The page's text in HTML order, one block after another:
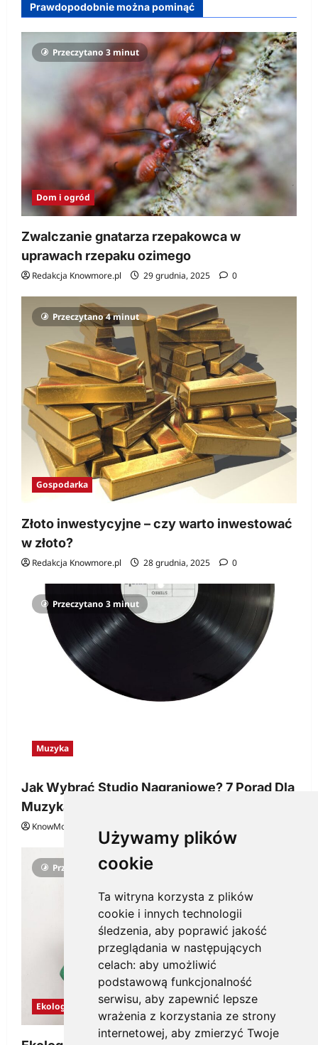
Używamy plików
cookie
Ta witryna korzysta z plików
cookie i innych technologii
śledzenia, aby poprawić jakość
przeglądania w następujących
celach: aby umożliwić
podstawową funkcjonalność
serwisu, aby zapewnić lepsze
wrażenia z korzystania ze strony
internetowej, aby zmierzyć Twoje
Prawdopodobnie można pominąć
Przeczytano 3 minut
Dom i ogród
Zwalczanie gnatarza rzepakowca w
uprawach rzepaku ozimego
Redakcja Knowmore.pl 29 grudnia, 2025 0
Przeczytano 4 minut
Gospodarka
Złoto inwestycyjne – czy warto inwestować
w złoto?
Redakcja Knowmore.pl 28 grudnia, 2025 0
Przeczytano 3 minut
Muzyka
Jak Wybrać Studio Nagraniowe? 7 Porad Dla
Muzyka
KnowMore.pl
Przeczytano 3 minut
Ekologia